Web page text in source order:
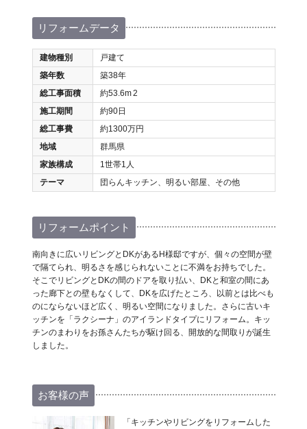
リフォームデータ
建物種別
戸建て
築年数
築38年
総工事面積
約53.6m2
施工期間
約90日
総工事費
約1300万円
地域
群馬県
家族構成
1世帯1人
テーマ
団らんキッチン、明るい部屋、その他
リフォームポイント
南向きに広いリビングとDKがあるH様邸ですが、個々の空間が壁
で隔てられ、明るさを感じられないことに不満をお持ちでした。
そこでリビングとDKの間のドアを取り払い、DKと和室の間にあ
った廊下との壁もなくして、DKを広げたところ、以前とは比べも
のにならないほど広く、明るい空間になりました。さらに古いキ
ッチンを「ラクシーナ」のアイランドタイプにリフォーム。キッ
チンのまわりをお孫さんたちが駆け回る、開放的な間取りが誕生
しました。
お客様の声
「キッチンやリビングをリフォームした